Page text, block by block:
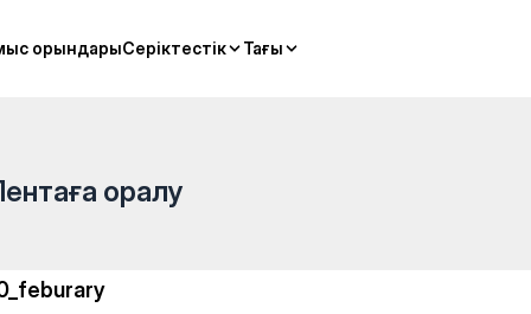
орындарыСеріктестік Тағы
орындарыСеріктестік Тағы
— Individual classes
оралу